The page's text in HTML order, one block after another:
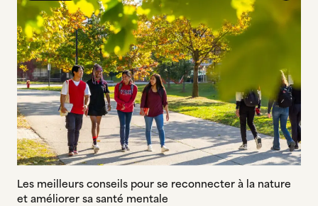
Les meilleurs conseils pour se reconnecter à la nature
et améliorer sa santé mentale